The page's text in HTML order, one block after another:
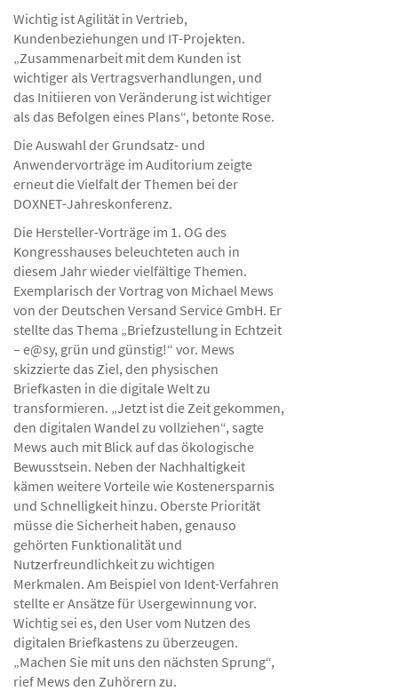
Wichtig ist Agilität in Vertrieb,
Kundenbeziehungen und IT-Projekten.
„Zusammenarbeit mit dem Kunden ist
wichtiger als Vertragsverhandlungen, und
das Initiieren von Veränderung ist wichtiger
als das Befolgen eines Plans“, betonte Rose.
Die Auswahl der Grundsatz- und
Anwendervorträge im Auditorium zeigte
erneut die Vielfalt der Themen bei der
DOXNET-Jahreskonferenz.
Die Hersteller-Vorträge im 1. OG des
Kongresshauses beleuchteten auch in
diesem Jahr wieder vielfältige Themen.
Exemplarisch der Vortrag von Michael Mews
von der Deutschen Versand Service GmbH. Er
stellte das Thema „Briefzustellung in Echtzeit
– e@sy, grün und günstig!“ vor. Mews
skizzierte das Ziel, den physischen
Briefkasten in die digitale Welt zu
transformieren. „Jetzt ist die Zeit gekommen,
den digitalen Wandel zu vollziehen“, sagte
Mews auch mit Blick auf das ökologische
Bewusstsein. Neben der Nachhaltigkeit
kämen weitere Vorteile wie Kostenersparnis
und Schnelligkeit hinzu. Oberste Priorität
müsse die Sicherheit haben, genauso
gehörten Funktionalität und
Nutzerfreundlichkeit zu wichtigen
Merkmalen. Am Beispiel von Ident-Verfahren
stellte er Ansätze für Usergewinnung vor.
Wichtig sei es, den User vom Nutzen des
digitalen Briefkastens zu überzeugen.
„Machen Sie mit uns den nächsten Sprung“,
rief Mews den Zuhörern zu.